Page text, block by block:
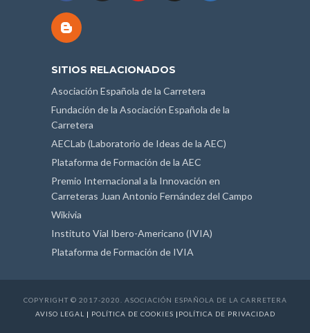
SITIOS RELACIONADOS
Asociación Española de la Carretera
Fundación de la Asociación Española de la
Carretera
AECLab (Laboratorio de Ideas de la AEC)
Plataforma de Formación de la AEC
Premio Internacional a la Innovación en
Carreteras Juan Antonio Fernández del Campo
Wikivia
Instituto Vial Ibero-Americano (IVIA)
Plataforma de Formación de IVIA
COPYRIGHT © 2017-2020. ASOCIACIÓN ESPAÑOLA DE LA CARRETERA
AVISO LEGAL | POLÍTICA DE COOKIES | POLÍTICA DE PRIVACIDAD